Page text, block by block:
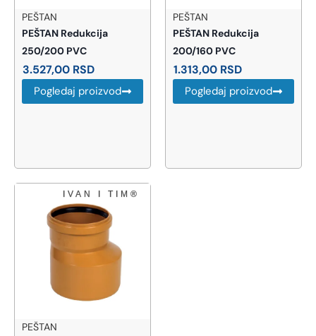
PEŠTAN
PEŠTAN Redukcija
250/200 PVC
3.527,00 RSD
Pogledaj proizvod
PEŠTAN
PEŠTAN Redukcija
200/160 PVC
1.313,00 RSD
Pogledaj proizvod
PEŠTAN